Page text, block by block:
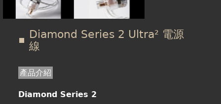
Diamond Series 2 Ultra² 電源
線
產品介紹
Diamond Series 2